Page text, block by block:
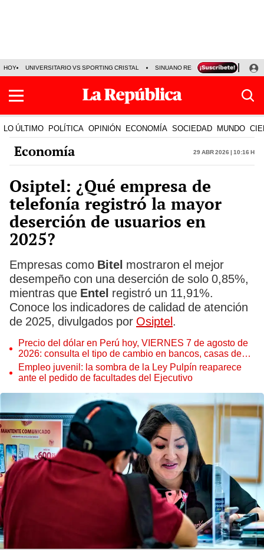
HOY UNIVERSITARIO VS SPORTING CRISTAL SINUANO RESULTADOS HOY
LO ÚLTIMO POLÍTICA OPINIÓN ECONOMÍA SOCIEDAD MUNDO
Economía 29 Abr 2026 | 10:16 h
Osiptel: ¿Qué empresa de
telefonía registró la mayor
deserción de usuarios en
2025?
Empresas como Bitel mostraron el mejor
desempeño con una deserción de solo 0,85%,
mientras que Entel registró un 11,91%.
Conoce los indicadores de calidad de atención
de 2025, divulgados por Osiptel.
Precio del dólar en Perú hoy, VIERNES 7 de agosto de
2026: consulta el tipo de cambio en bancos, casas de
cambio y plataformas digitales
Empleo juvenil: la sombra de la Ley Pulpín reaparece
ante el pedido de facultades del Ejecutivo